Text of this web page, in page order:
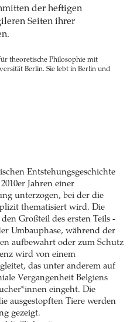
der heftigen
Seiten ihrer
theoretische Philosophie mit
Berlin. Sie lebt in Berlin und
Entstehungsgeschichte
Jahren einer
unterzogen, bei der die
thematisiert wird. Die
Großteil des ersten Teils
Umbauphase, während der
aufbewahrt oder zum Schutz
wird von einem
das unter anderem auf
Vergangenheit Belgiens
eingeht. Die
ausgestopften Tiere werden
gezeigt.